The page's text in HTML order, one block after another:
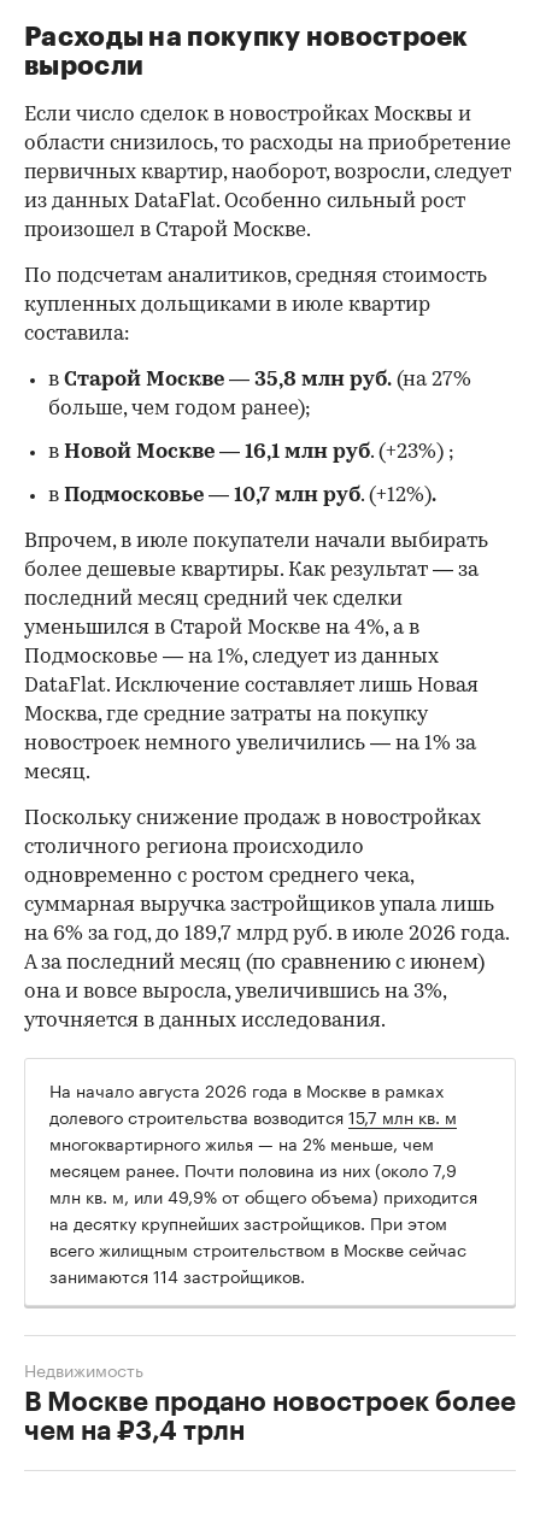
Расходы на покупку новостроек
выросли
Если число сделок в новостройках Москвы и
области снизилось, то расходы на приобретение
первичных квартир, наоборот, возросли, следует
из данных DataFlat. Особенно сильный рост
произошел в Старой Москве.
По подсчетам аналитиков, средняя стоимость
купленных дольщиками в июле квартир
составила:
в Старой Москве — 35,8 млн руб. (на 27%
больше, чем годом ранее);
в Новой Москве — 16,1 млн руб. (+23%) ;
в Подмосковье — 10,7 млн руб. (+12%).
Впрочем, в июле покупатели начали выбирать
более дешевые квартиры. Как результат — за
последний месяц средний чек сделки
уменьшился в Старой Москве на 4%, а в
Подмосковье — на 1%, следует из данных
DataFlat. Исключение составляет лишь Новая
Москва, где средние затраты на покупку
новостроек немного увеличились — на 1% за
месяц.
Поскольку снижение продаж в новостройках
столичного региона происходило
одновременно с ростом среднего чека,
суммарная выручка застройщиков упала лишь
на 6% за год, до 189,7 млрд руб. в июле 2026 года.
А за последний месяц (по сравнению с июнем)
она и вовсе выросла, увеличившись на 3%,
уточняется в данных исследования.
На начало августа 2026 года в Москве в рамках
долевого строительства возводится15,7 млн кв. м
многоквартирного жилья — на 2% меньше, чем
месяцем ранее. Почти половина из них (около 7,9
млн кв. м, или 49,9% от общего объема) приходится
на десятку крупнейших застройщиков. При этом
всего жилищным строительством в Москве сейчас
занимаются 114 застройщиков.
В Москве продано новостроек более
чем на ₽3,4 трлн
Недвижимость